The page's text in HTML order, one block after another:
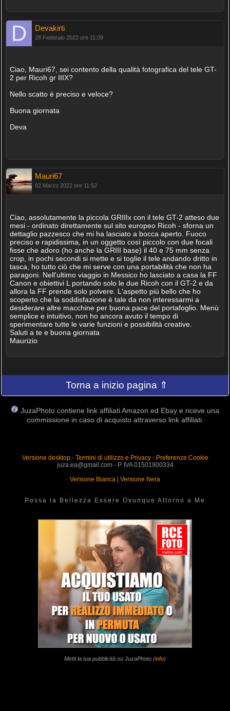
Devakirti
28 Febbraio 2022 ore 11:09
Ciao, Mauri67, sei contento della qualità fotografica del tele GT-
2 per Ricoh gr IIIX?
Nello scatto è preciso e veloce?
Buona giornata
Deva
Mauri67
02 Marzo 2022 ore 11:52
Ciao, assolutamente la piccola GRIIIx con il tele GT-2 atteso due
mesi - ordinato direttamente sul sito europeo Ricoh - sforna un
dettaglio pazzesco che mi ha lasciato a bocca aperto. Fuoco
preciso e rapidissima, in un oggetto così piccolo con due focali
fisse che adoro (ho anche la GRIII base) il 40 e 75 mm senza
crop, in pochi secondi si mette e si toglie il tele andando dritto in
tasca, ho tutto ciò che mi serve con una portabilità che non ha
paragoni. Nell'ultimo viaggio in Messico ho lasciato a casa la FF
Canon e obiettivi L portando solo le due Ricoh con il GT-2 e da
allora la FF prende solo polvere. L'aspetto più bello che ho
scoperto che la soddisfazione è tale da non interessarmi a
desiderare altre macchine per buona pace del portafoglio. Menù
semplice e intuitivo, non ho ancora avuto il tempo di
sperimentare tutte le varie funzioni e possibilità creative.
Saluti a te e buona giornata
Maurizio
Torna a inizio pagina ⇑
JuzaPhoto contiene link affiliati Amazon ed Ebay e riceve una
commissione in caso di acquisto attraverso link affiliati.
Versione desktop- Termini di utilizzo e Privacy- Preferenze Cookie
juza.ea@gmail.com - P. IVA 01501900334
Versione Bianca
Versione Nera
Possa la Bellezza Essere Ovunque Attorno a Me
Metti la tua pubblicità su JuzaPhoto (info)